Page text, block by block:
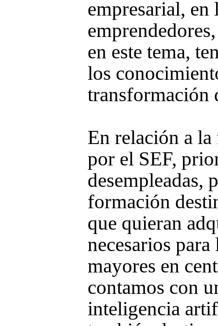
empresarial, en
en este tema,
los
transformación
En relación a la
por el SEF,
desempleadas,
formación
que quieran
necesarios
mayores en
contamos con
inteligencia